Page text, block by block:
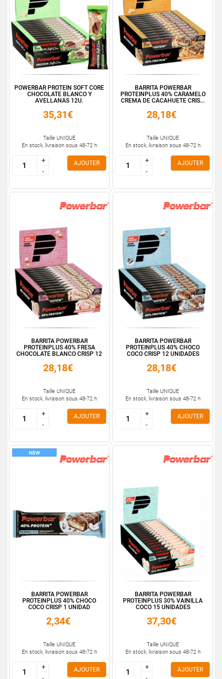
POWERBAR PROTEIN SOFT CORE
CHOCOLATE BLANCO Y
AVELLANAS 12U.
35,31€
Taille UNIQUE
En stock, livraison sous 48-72 h
+
-
+
-
AJOUTER
BARRITA POWERBAR
PROTEINPLUS 40% CARAMELO
CREMA DE CACAHUETE CRIS...
28,18€
Taille UNIQUE
En stock, livraison sous 48-72 h
+
-
+
-
AJOUTER
BARRITA POWERBAR
PROTEINPLUS 40% FRESA
CHOCOLATE BLANCO CRISP 12
28,18€
Taille UNIQUE
En stock, livraison sous 48-72 h
+
-
+
-
AJOUTER
BARRITA POWERBAR
PROTEINPLUS 40% CHOCO
COCO CRISP 12 UNIDADES
28,18€
Taille UNIQUE
En stock, livraison sous 48-72 h
+
-
+
-
AJOUTER
BARRITA POWERBAR
PROTEINPLUS 40% CHOCO
COCO CRISP 1 UNIDAD
2,34€
Taille UNIQUE
En stock, livraison sous 48-72 h
+
+
AJOUTER
BARRITA POWERBAR
PROTEINPLUS 30% VAINILLA
COCO 15 UNIDADES
37,30€
Taille UNIQUE
En stock, livraison sous 48-72 h
+
+
AJOUTER